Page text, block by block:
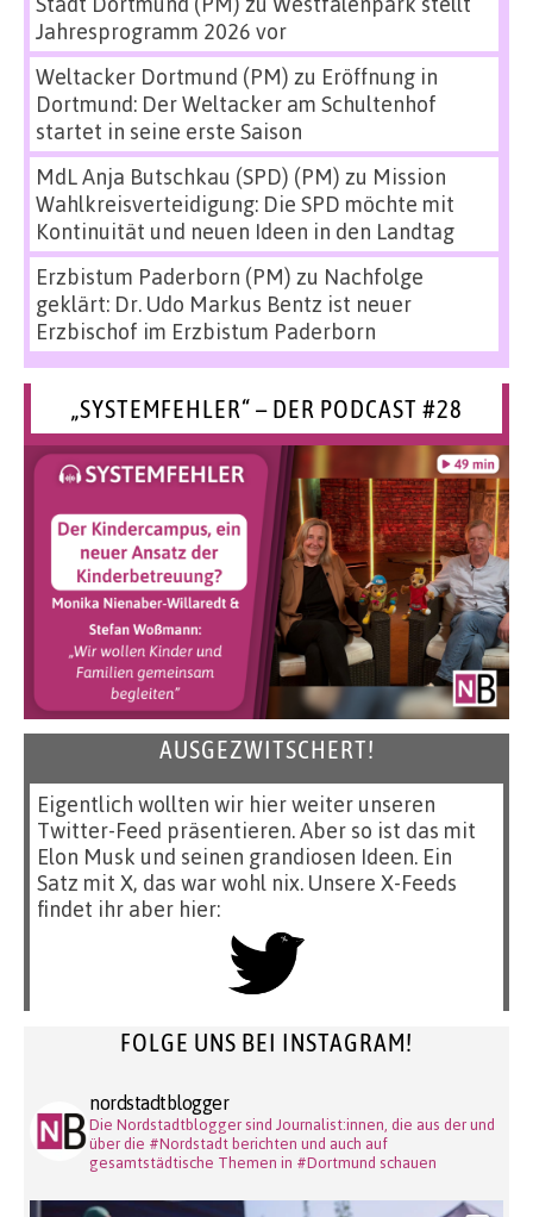
Jahresprogramm 2026 vor
Weltacker Dortmund (PM) zu Eröffnung in
Dortmund: Der Weltacker am Schultenhof
startet in seine erste Saison
MdL Anja Butschkau (SPD) (PM) zu Mission
Wahlkreisverteidigung: Die SPD möchte mit
Kontinuität und neuen Ideen in den Landtag
Erzbistum Paderborn (PM) zu Nachfolge
geklärt: Dr. Udo Markus Bentz ist neuer
Erzbischof im Erzbistum Paderborn
„SYSTEMFEHLER“ – DER PODCAST #28
AUSGEZWITSCHERT!
Eigentlich wollten wir hier weiter unseren
Twitter-Feed präsentieren. Aber so ist das mit
Elon Musk und seinen grandiosen Ideen. Ein
Satz mit X, das war wohl nix. Unsere X-Feeds
findet ihr aber hier:
FOLGE UNS BEI INSTAGRAM!
nordstadtblogger
Die Nordstadtblogger sind Journalist:innen, die aus der und
über die #Nordstadt berichten und auch auf
gesamtstädtische Themen in #Dortmund schauen